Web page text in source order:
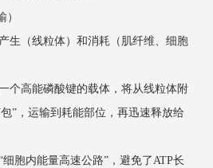
（线粒体）和消耗（肌纤维、细胞
高能磷酸键的载体，将从线粒体附
”，运输到耗能部位，再迅速释放给
内能量高速公路”，避免了ATP长